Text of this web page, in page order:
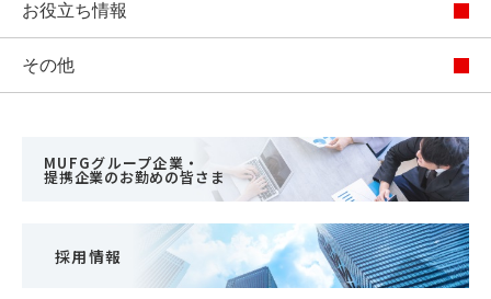
お役立ち情報
その他
MUFGグループ企業・
提携企業のお勤めの皆さま
採用情報